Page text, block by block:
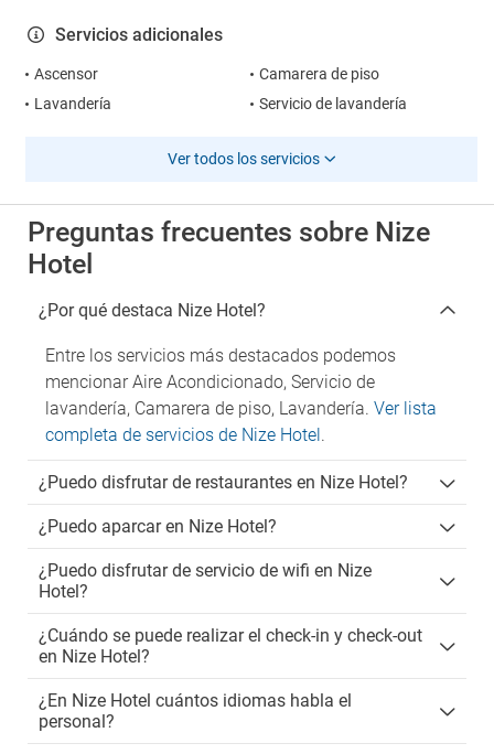
Servicios adicionales
Ascensor
Camarera de piso
Lavandería
Servicio de lavandería
Ver todos los servicios
Preguntas frecuentes sobre Nize
Hotel
¿Por qué destaca Nize Hotel?
Entre los servicios más destacados podemos
mencionar Aire Acondicionado, Servicio de
lavandería, Camarera de piso, Lavandería. Ver lista
completa de servicios de Nize Hotel.
¿Puedo disfrutar de restaurantes en Nize Hotel?
¿Puedo aparcar en Nize Hotel?
¿Puedo disfrutar de servicio de wifi en Nize
Hotel?
¿Cuándo se puede realizar el check-in y check-out
en Nize Hotel?
¿En Nize Hotel cuántos idiomas habla el
personal?